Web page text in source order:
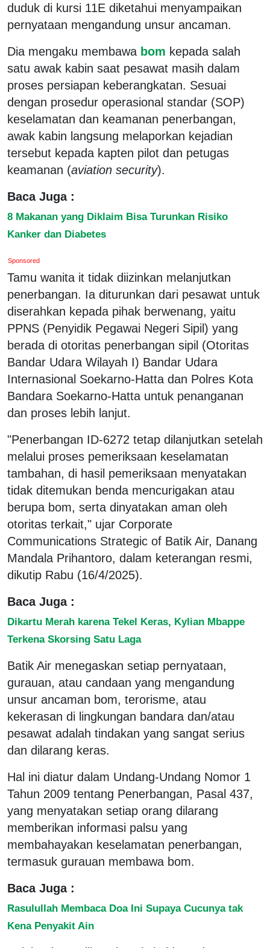
duduk di kursi 11E diketahui menyampaikan
pernyataan mengandung unsur ancaman.
Dia mengaku membawa bom kepada salah
satu awak kabin saat pesawat masih dalam
proses persiapan keberangkatan. Sesuai
dengan prosedur operasional standar (SOP)
keselamatan dan keamanan penerbangan,
awak kabin langsung melaporkan kejadian
tersebut kepada kapten pilot dan petugas
keamanan (aviation security).
Baca Juga :
8 Makanan yang Diklaim Bisa Turunkan Risiko
Kanker dan Diabetes
Sponsored
Tamu wanita it tidak diizinkan melanjutkan
penerbangan. Ia diturunkan dari pesawat untuk
diserahkan kepada pihak berwenang, yaitu
PPNS (Penyidik Pegawai Negeri Sipil) yang
berada di otoritas penerbangan sipil (Otoritas
Bandar Udara Wilayah I) Bandar Udara
Internasional Soekarno-Hatta dan Polres Kota
Bandara Soekarno-Hatta untuk penanganan
dan proses lebih lanjut.
"Penerbangan ID-6272 tetap dilanjutkan setelah
melalui proses pemeriksaan keselamatan
tambahan, di hasil pemeriksaan menyatakan
tidak ditemukan benda mencurigakan atau
berupa bom, serta dinyatakan aman oleh
otoritas terkait," ujar Corporate
Communications Strategic of Batik Air, Danang
Mandala Prihantoro, dalam keterangan resmi,
dikutip Rabu (16/4/2025).
Baca Juga :
Dikartu Merah karena Tekel Keras, Kylian Mbappe
Terkena Skorsing Satu Laga
Batik Air menegaskan setiap pernyataan,
gurauan, atau candaan yang mengandung
unsur ancaman bom, terorisme, atau
kekerasan di lingkungan bandara dan/atau
pesawat adalah tindakan yang sangat serius
dan dilarang keras.
Hal ini diatur dalam Undang-Undang Nomor 1
Tahun 2009 tentang Penerbangan, Pasal 437,
yang menyatakan setiap orang dilarang
memberikan informasi palsu yang
membahayakan keselamatan penerbangan,
termasuk gurauan membawa bom.
Baca Juga :
Rasulullah Membaca Doa Ini Supaya Cucunya tak
Kena Penyakit Ain